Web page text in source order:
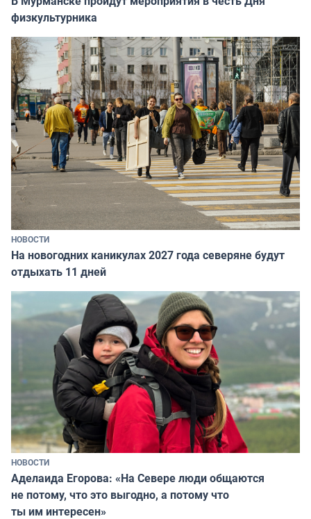
физкультурника
НОВОСТИ
На новогодних каникулах 2027 года северяне будут
отдыхать 11 дней
НОВОСТИ
Аделаида Егорова: «На Севере люди общаются
не потому, что это выгодно, а потому что
ты им интересен»